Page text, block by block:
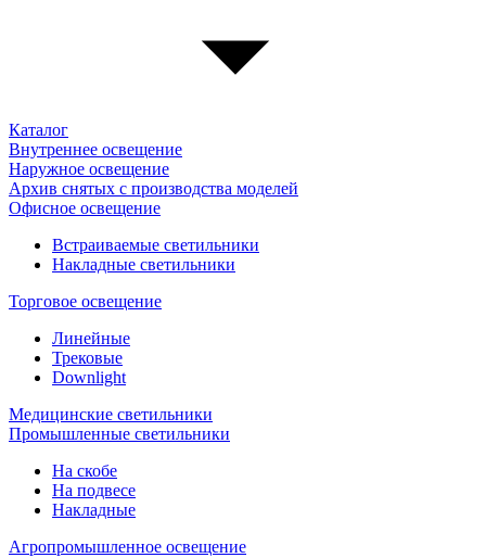
Каталог
Внутреннее освещение
Наружное освещение
Архив снятых с производства моделей
Офисное освещение
Встраиваемые светильники
Накладные светильники
Торговое освещение
Линейные
Трековые
Downlight
Медицинские светильники
Промышленные светильники
На скобе
На подвесе
Накладные
Агропромышленное освещение